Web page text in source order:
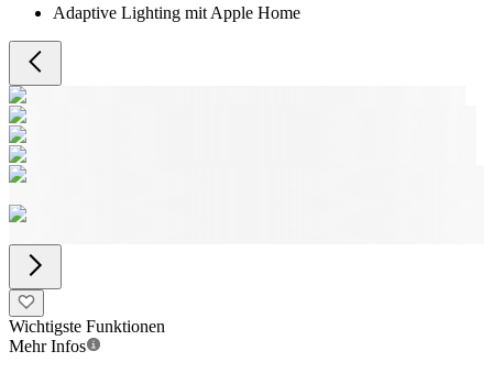
Adaptive Lighting mit Apple Home
Wichtigste Funktionen
Mehr Infos